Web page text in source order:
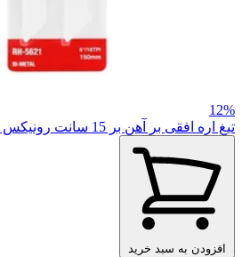
12%
تیغ اره افقی بر آهن بر 15 سانت رونیکس مدل RH-5621
افزودن به سبد خرید